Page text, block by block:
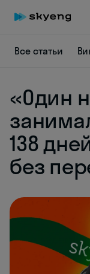
Все статьи
«Один
138
без
Skyeng Chat
online